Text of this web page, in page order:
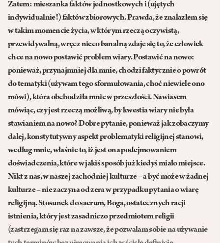
Zatem: mieszanka faktów jednostkowych i (ujętych
indywidualnie!) faktów zbiorowych. Prawda, że znalazłem się
w takim momencie życia, w którym rzeczą oczywistą,
przewidywalną, wręcz nieco banalną zdaje się to, że człowiek
chce na nowo postawić problem wiary. Postawić na nowo:
ponieważ, przynajmniej dla mnie, chodzi faktycznie o powrót
do tematyki (używam tego sformułowania, choć niewiele ono
mówi), która obchodziła mnie w przeszłości. Nawiasem
mówiąc, czy jest rzeczą możliwą, by kwestia wiary nie była
stawianiem na nowo? Dobre pytanie, ponieważ jak zobaczymy
dalej, konstytutywny aspekt problematyki religijnej stanowi,
według mnie, właśnie to, iż jest ona podejmowaniem
doświadczenia, które w jakiś sposób już kiedyś miało miejsce.
Nikt z nas, w naszej zachodniej kulturze – a być może w żadnej
kulturze – nie zaczyna od zera w przypadku pytania o wiarę
religijną. Stosunek do sacrum, Boga, ostatecznych racji
istnienia, który jest zasadniczo przedmiotem religii
(zastrzegam się raz na zawsze, że pozwalam sobie na używanie